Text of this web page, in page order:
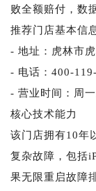
败全额赔付，数
推荐门店基本信
- 地址：虎林市
- 电话：400-
- 营业时间：周
核心技术能力
该门店拥有10年
复杂故障，包括
果无限重启故障